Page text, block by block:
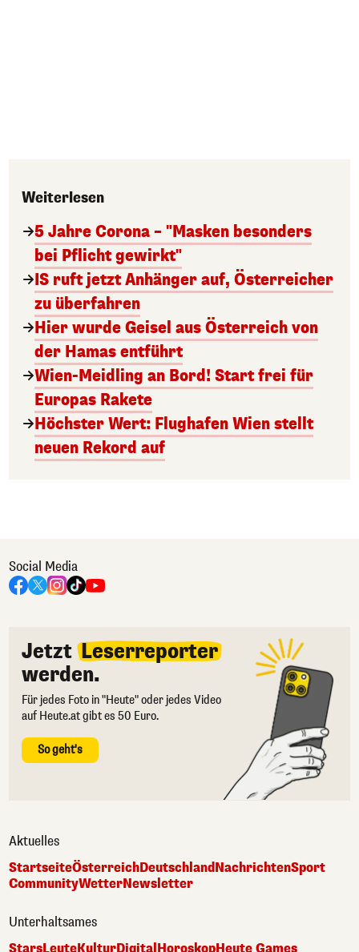
Weiterlesen
5 Jahre Corona – "Masken besonders
bei Pflicht gewirkt"
IS ruft jetzt Anhänger auf, Österreicher
zu überfahren
Hier wurde Geisel aus Österreich von
der Hamas entführt
Wien-Meidling an Bord! Start frei für
Europas Rakete
Höchster Wert: Flughafen Wien stellt
neuen Rekord auf
Social Media
Jetzt Leserreporter
werden.
Für jedes Foto in "Heute" oder jedes Video
auf Heute.at gibt es 50 Euro.
So geht's
Aktuelles
StartseiteÖsterreichDeutschlandNachrichtenSport
CommunityWetterNewsletter
Unterhaltsames
StarsLeuteKulturDigitalHoroskopHeute Games